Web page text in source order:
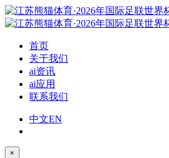
首页
关于我们
ai资讯
ai应用
联系我们
中文EN
×